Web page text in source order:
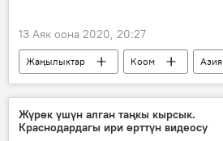
13 Аяк оона 2020, 20:27
Жаңылыктар Коом
Азия
Дүйнөдө
Лола Каримова
эмгек
Жүрөк үшүн алган таңкы кырсык.
Краснодардагы ири өрттүн видеосу